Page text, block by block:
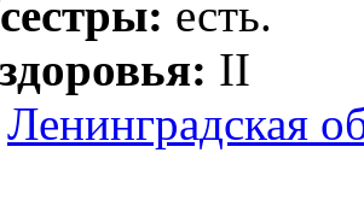
есть.
II
Ленинградская